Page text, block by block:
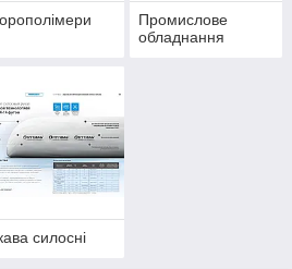
Промислове
обладнання
силосні